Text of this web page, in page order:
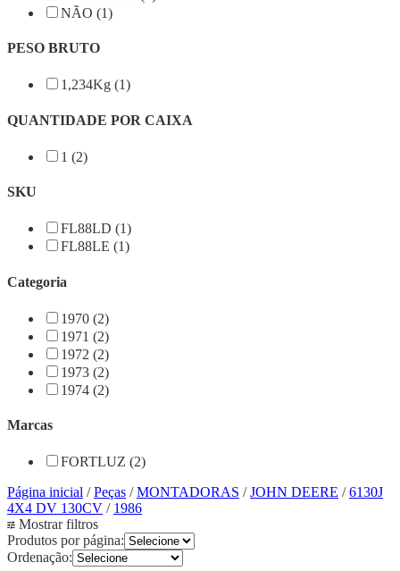
NÃO (1)
PESO BRUTO
1,234Kg (1)
QUANTIDADE POR CAIXA
1 (2)
SKU
FL88LD (1)
FL88LE (1)
Categoria
1970 (2)
1971 (2)
1972 (2)
1973 (2)
1974 (2)
Marcas
FORTLUZ (2)
Página inicial /Peças /MONTADORAS /JOHN DEERE /6130J
4X4 DV 130CV / 1986
Mostrar filtros
Produtos por página:
Ordenação: